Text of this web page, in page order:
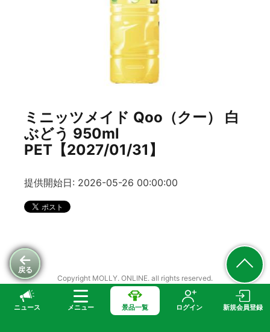
ニュース メニュー 景品一覧 ログイン 新規会員登録
戻る
ミニッツメイド Qoo（クー） 白
ぶどう 950ml
PET【2027/01/31】
提供開始日: 2026-05-26 00:00:00
Copyright MOLLY. ONLINE. all rights reserved.